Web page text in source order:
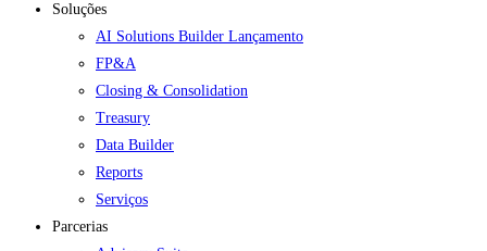
Soluções
AI Solutions Builder Lançamento
FP&A
Closing & Consolidation
Treasury
Data Builder
Reports
Serviços
Parcerias